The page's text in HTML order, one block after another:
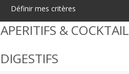
Définir mes critères
APERITIFS &
DIGESTIFS